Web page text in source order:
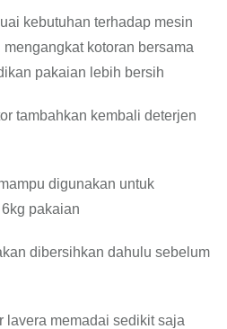
kebutuhan terhadap mesin
kotoran bersama
pakaian lebih bersih
tambahkan kembali deterjen
digunakan untuk
pakaian
dibersihkan dahulu sebelum
lavera memadai sedikit saja